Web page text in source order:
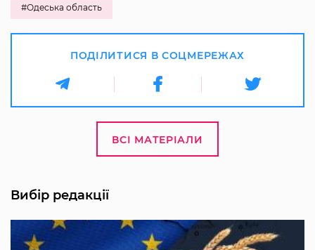
#Одеська область
ПОДІЛИТИСЯ В СОЦМЕРЕЖАХ
ВСІ МАТЕРІАЛИ
Вибір редакції